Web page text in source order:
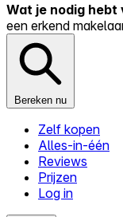
Wat je nodig hebt
een erkend
Bereken nu
Zelf kopen
Alles-in-één
Reviews
Prijzen
Log in